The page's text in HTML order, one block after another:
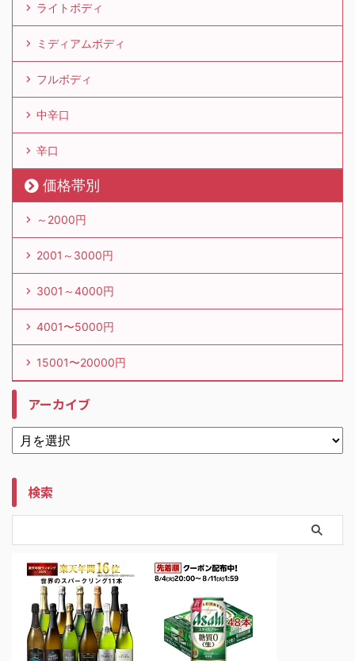
ライトボディ
ミディアムボディ
フルボディ
中辛口
辛口
価格帯別
～2000円
2001～3000円
3001～4000円
4001〜5000円
15001〜20000円
アーカイブ
検索